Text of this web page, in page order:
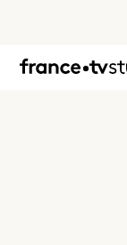
Accueil